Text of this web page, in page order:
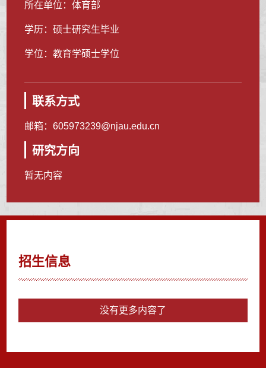
所在单位：体育部
学历：硕士研究生毕业
学位：教育学硕士学位
联系方式
邮箱：605973239@njau.edu.cn
研究方向
暂无内容
招生信息
没有更多内容了